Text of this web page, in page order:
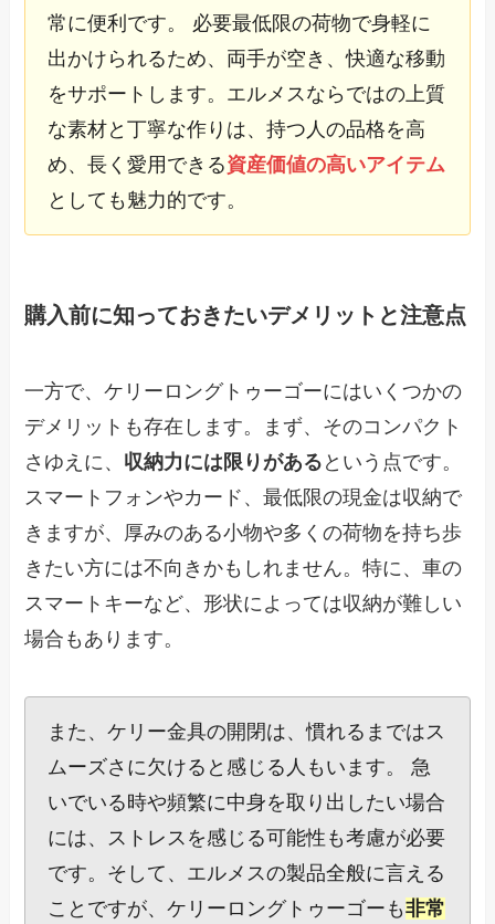
常に便利です。 必要最低限の荷物で身軽に
出かけられるため、両手が空き、快適な移動
をサポートします。エルメスならではの上質
な素材と丁寧な作りは、持つ人の品格を高
め、長く愛用できる資産価値の高いアイテム
としても魅力的です。
購入前に知っておきたいデメリットと注意点
一方で、ケリーロングトゥーゴーにはいくつかの
デメリットも存在します。まず、そのコンパクト
さゆえに、 収納力には限りがある という点です。
スマートフォンやカード、最低限の現金は収納で
きますが、厚みのある小物や多くの荷物を持ち歩
きたい方には不向きかもしれません。特に、車の
スマートキーなど、形状によっては収納が難しい
場合もあります。
また、ケリー金具の開閉は、慣れるまではス
ムーズさに欠けると感じる人もいます。 急
いでいる時や頻繁に中身を取り出したい場合
には、ストレスを感じる可能性も考慮が必要
です。そして、エルメスの製品全般に言える
ことですが、ケリーロングトゥーゴーも非常